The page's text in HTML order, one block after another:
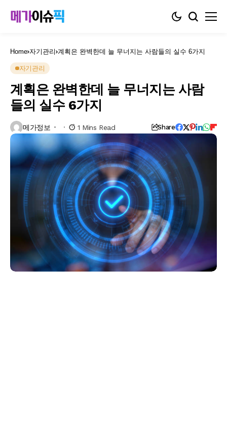
Home 자기관리 계획은 완벽한데 늘 무너지는 사람들의 실수 6가지
자기관리
계획은 완벽한데 늘 무너지는 사람
들의 실수 6가지
메가정보 1 Mins Read Share